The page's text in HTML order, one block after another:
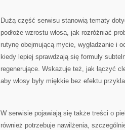
Dużą część serwisu stanowią tematy
podłoże wzrostu włosa, jak rozróżniać
rutynę obejmującą mycie, wygładzanie i
kiedy lepiej sprawdzają się formuły
regenerujące. Wskazuje też, jak łączyć
aby włosy były miękkie bez efektu
W serwisie pojawiają się także treści o
również potrzebuje nawilżenia,